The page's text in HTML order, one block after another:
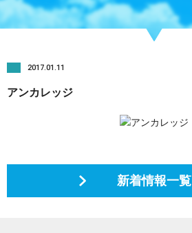
2017.01.11
アンカレッジ
新着情報一覧